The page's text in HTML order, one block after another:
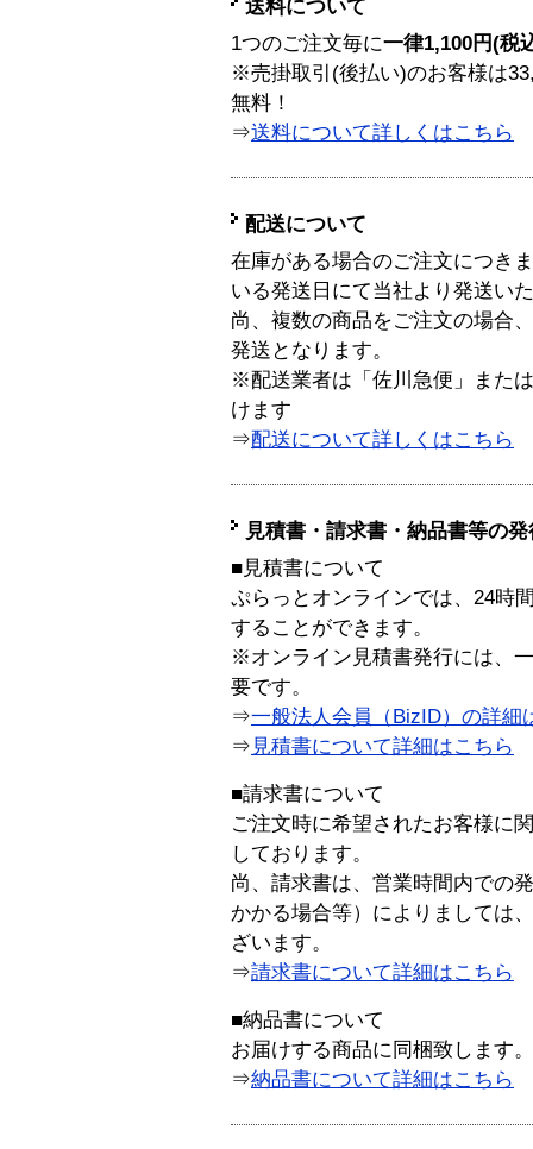
送料について
1つのご注文毎に一律1,100円(税
※売掛取引(後払い)のお客様は
無料！
⇒送料について詳しくはこちら
配送について
在庫がある場合のご注文につき
いる発送日にて当社より発送い
尚、複数の商品をご注文の場合
発送となります。
※配送業者は「佐川急便」また
けます
⇒配送について詳しくはこちら
見積書・請求書・納品書等の
■見積書について
ぷらっとオンラインでは、24時
することができます。
※オンライン見積書発行には、
要です。
⇒一般法人会員（BizID）の詳細
⇒ 見積書について詳細はこちら
■請求書について
ご注文時に希望されたお客様に
しております。
尚、請求書は、営業時間内での
かかる場合等）によりましては
ざいます。
⇒請求書について詳細はこちら
■納品書について
お届けする商品に同梱致します。
⇒納品書について詳細はこちら